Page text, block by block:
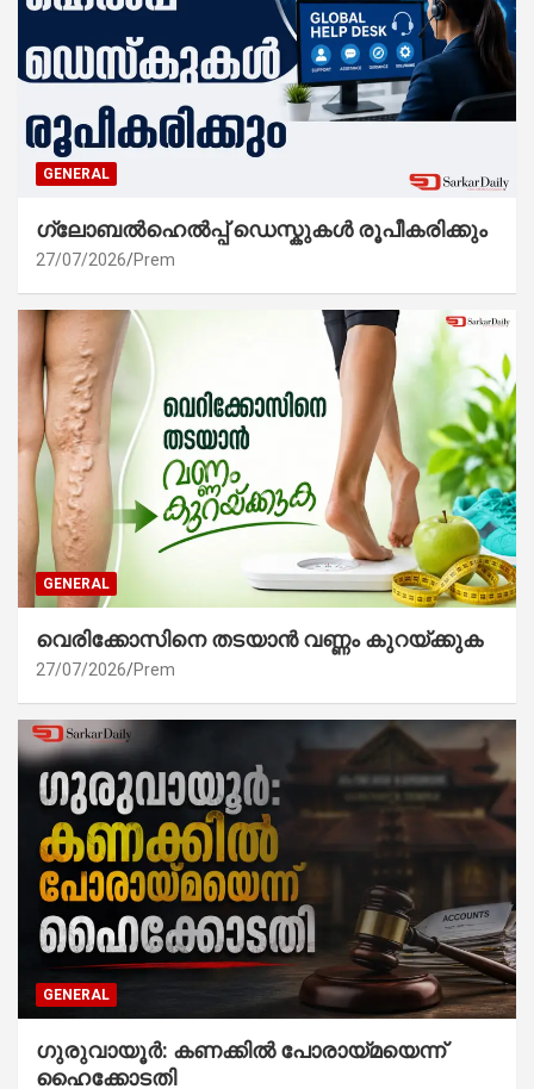
GENERAL
ഗ്ലോബൽഹെൽപ്പ് ഡെസ്കുകൾ രൂപീകരിക്കും
27/07/2026 Prem
GENERAL
വെരിക്കോസിനെ തടയാൻ വണ്ണം കുറയ്ക്കുക
27/07/2026 Prem
GENERAL
ഗുരുവായൂർ: കണക്കിൽ പോരായ്മയെന്ന്
ഹൈക്കോടതി